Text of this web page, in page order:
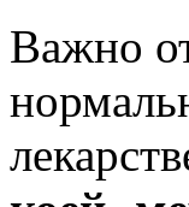
Важно